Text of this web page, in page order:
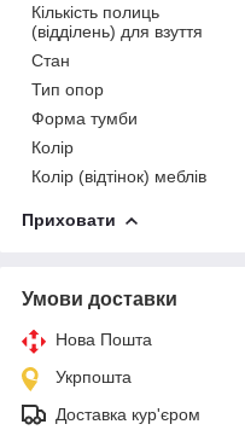
Кількість полиць
(відділень) для взуття
Стан
Тип опор
Форма тумби
Колір
Колір (відтінок) меблів
Приховати
Умови доставки
Нова Пошта
Укрпошта
Доставка кур'єром